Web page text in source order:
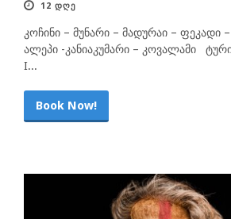
12 ᲓᲦᲔ
კოჩინი – მუნარი – მადურაი – ფეკადი
ალეპი -კანიაკუმარი – კოვალამი
I...
Book Now!